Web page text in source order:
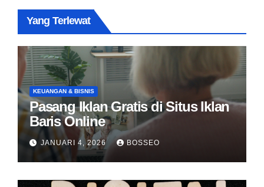
Yang Terlewat
KEUANGAN & BISNIS
Pasang Iklan Gratis di Situs Iklan
Baris Online
JANUARI 4, 2026 BOSSEO